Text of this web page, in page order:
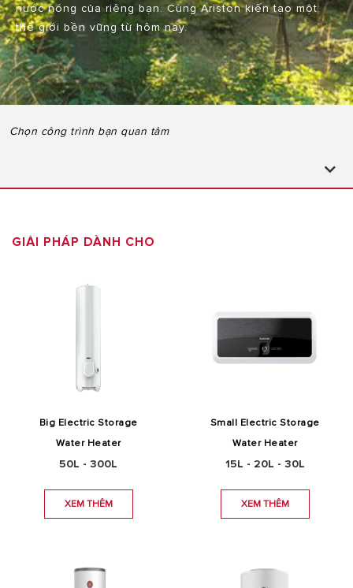
nước nóng của riêng bạn. Cùng Ariston kiến tạo một
thế giới bền vững từ hôm nay.
Chọn công trình bạn quan tâm
GIẢI PHÁP DÀNH CHO
Big Electric Storage
Water Heater
50L - 300L
XEM THÊM
Small Electric Storage
Water Heater
15L - 20L - 30L
XEM THÊM